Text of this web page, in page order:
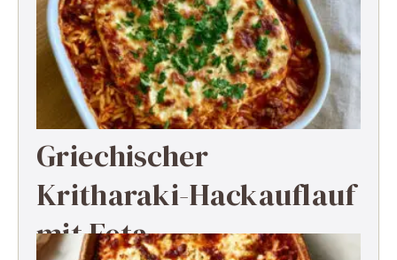
Griechischer
Kritharaki-Hackauflauf
mit Feta